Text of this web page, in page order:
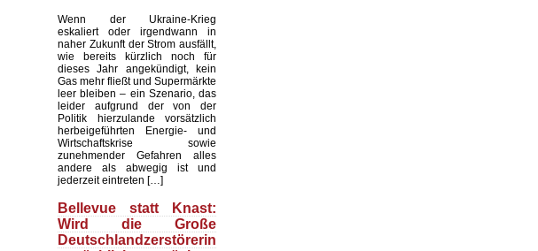
Wenn der Ukraine-Krieg
eskaliert oder irgendwann in
naher Zukunft der Strom ausfällt,
wie bereits kürzlich noch für
dieses Jahr angekündigt, kein
Gas mehr fließt und Supermärkte
leer bleiben – ein Szenario, das
leider aufgrund der von der
Politik hierzulande vorsätzlich
herbeigeführten Energie- und
Wirtschaftskrise sowie
zunehmender Gefahren alles
andere als abwegig ist und
jederzeit eintreten […]
Bellevue statt Knast:
Wird die Große
Deutschlandzerstörerin